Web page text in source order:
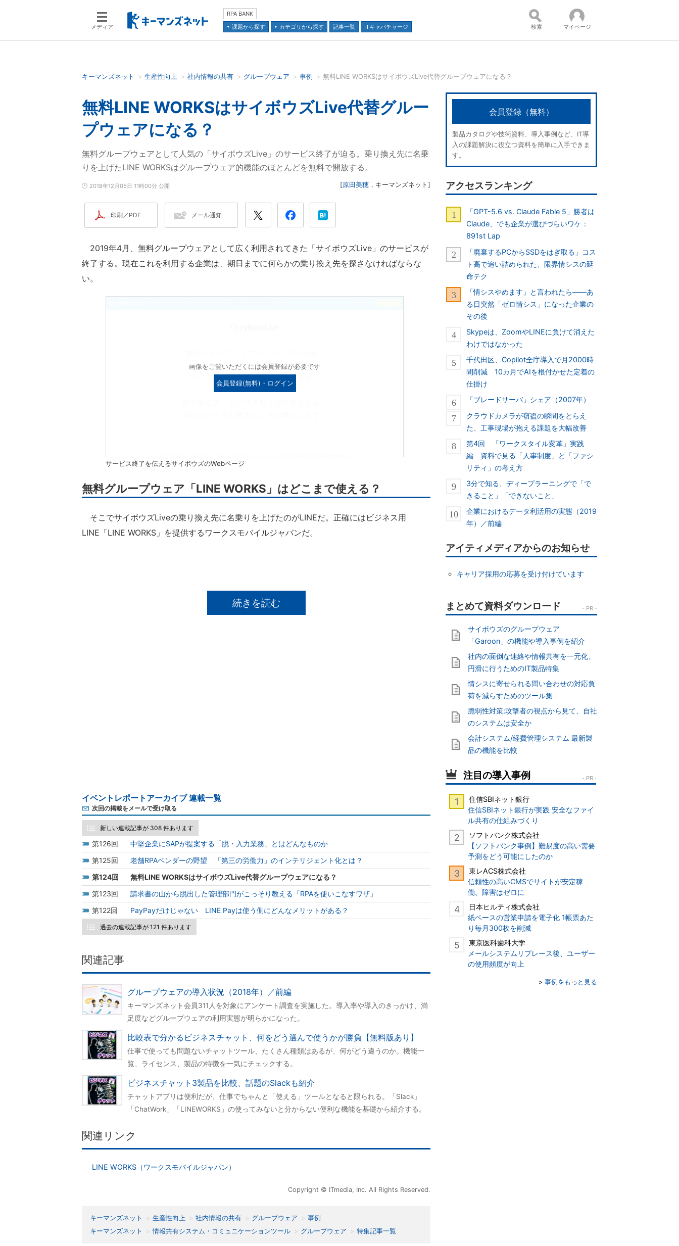
メディア
RPA BANK
課題から探す
カテゴリから探す 記事一覧 ITキャパチャージ
検索語を入力してください コンテンツ：
並び順：
検索 マイページ
キーマンズネット 生産性向上 社内情報の共有 グループウェア 事例 無料LINE WORKSはサイボウズLive代替グループウェアになる？
無料LINE WORKSはサイボウズLive代替グルー
プウェアになる？
無料グループウェアとして人気の「サイボウズLive」のサービス終了が迫る。乗り換え先に名乗
りを上げたLINE WORKSはグループウェア的機能のほとんどを無料で開放する。
2018年12月05日 11時00分 公開 [原田美穂 ， キーマンズネット ]
印刷／PDF メール通知
2019年4月、無料グループウェアとして広く利用されてきた「サイボウズLive」のサービスが
終了する。現在これを利用する企業は、期日までに何らかの乗り換え先を探さなければならな
い。
画像をご覧いただくには会員登録が必要です
会員登録(無料)・ログイン
サービス終了を伝えるサイボウズのWebページ
無料グループウェア「LINE WORKS」はどこまで使える？
そこでサイボウズLiveの乗り換え先に名乗りを上げたのがLINEだ。正確にはビジネス用
LINE「LINE WORKS」を提供するワークスモバイルジャパンだ。
続きを読む
イベントレポートアーカイブ 連載一覧
次回の掲載をメールで受け取る
新しい連載記事が 308 件あります
126
中堅企業にSAPが提案する「脱・入力業務」とはどんなものか
125
老舗RPAベンダーの野望 「第三の労働力」のインテリジェント化とは？
124
無料LINE WORKSはサイボウズLive代替グループウェアになる？
123
請求書の山から脱出した管理部門がこっそり教える「RPAを使いこなすワザ」
122
PayPayだけじゃない LINE Payは使う側にどんなメリットがある？
過去の連載記事が 121 件あります
関連記事
グループウェアの導入状況（2018年）／前編
キーマンズネット会員311人を対象にアンケート調査を実施した。導入率や導入のきっかけ、満
足度などグループウェアの利用実態が明らかになった。
比較表で分かるビジネスチャット、何をどう選んで使うかが勝負【無料版あり】
仕事で使っても問題ないチャットツール、たくさん種類はあるが、何がどう違うのか。機能一
覧、ライセンス、製品の特徴を一気にチェックする。
ビジネスチャット3製品を比較、話題のSlackも紹介
チャットアプリは便利だが、仕事でちゃんと「使える」ツールとなると限られる。「Slack」
「ChatWork」「LINEWORKS」の使ってみないと分からない便利な機能を基礎から紹介する。
関連リンク
LINE WORKS（ワークスモバイルジャパン）
Copyright © ITmedia, Inc. All Rights Reserved.
キーマンズネット 生産性向上 社内情報の共有 グループウェア
事例
キーマンズネット
情報共有システム・コミュニケーションツール グループウェア 特集記事一覧
会員登録（無料）
製品カタログや技術資料、導入事例など、IT導
入の課題解決に役立つ資料を簡単に入手できま
す。
アクセスランキング
「GPT-5.6 vs. Claude Fable 5」勝者は
Claude、でも企業が選びづらいワケ：
891st Lap
「廃棄するPCからSSDをはぎ取る」コス
ト高で追い詰められた、限界情シスの延
命テク
「情シスやめます」と言われたら――あ
る日突然「ゼロ情シス」になった企業の
その後
Skypeは、ZoomやLINEに負けて消えた
わけではなかった
千代田区、Copilot全庁導入で月2000時
間削減 10カ月でAIを根付かせた定着の
仕掛け
「ブレードサーバ」シェア（2007年）
クラウドカメラが窃盗の瞬間をとらえ
た、工事現場が抱える課題を大幅改善
第4回 「ワークスタイル変革」実践
編 資料で見る「人事制度」と「ファシ
リティ」の考え方
3分で知る、ディープラーニングで「で
きること」「できないこと」
企業におけるデータ利活用の実態（2019
年）／前編
アイティメディアからのお知らせ
キャリア採用の応募を受け付けています
サイボウズのグループウェア
「Garoon」の機能や導入事例を紹介
社内の面倒な連絡や情報共有を一元化、
円滑に行うためのIT製品特集
情シスに寄せられる問い合わせの対応負
荷を減らすためのツール集
脆弱性対策:攻撃者の視点から見て、自社
のシステムは安全か
会計システム/経費管理システム 最新製
品の機能を比較